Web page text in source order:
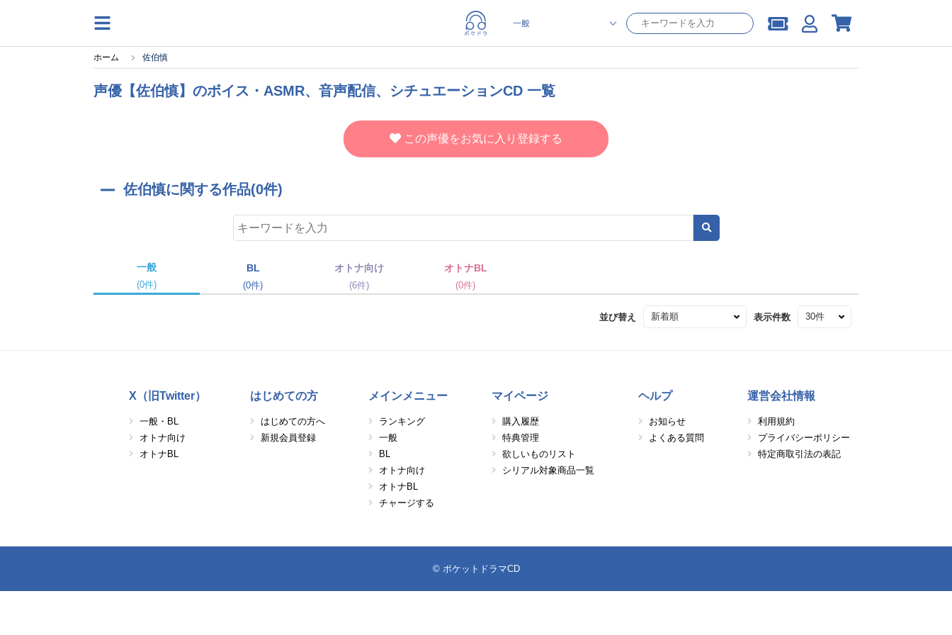
ホーム 佐伯慎
声優【佐伯慎】のボイス・ASMR、音声配信、シチュエーションCD 一覧
この声優をお気に入り登録する
佐伯慎に関する作品(0件)
一般
(0件)
BL
(0件)
オトナ向け
(6件)
オトナBL
(0件)
並び替え 表示件数
X（旧Twitter）
一般・BL
オトナ向け
オトナBL
はじめての方
はじめての方へ
新規会員登録
メインメニュー
ランキング
一般
BL
オトナ向け
オトナBL
チャージする
マイページ
購入履歴
特典管理
欲しいものリスト
シリアル対象商品一覧
ヘルプ
お知らせ
よくある質問
運営会社情報
利用規約
プライバシーポリシー
特定商取引法の表記
© ポケットドラマCD